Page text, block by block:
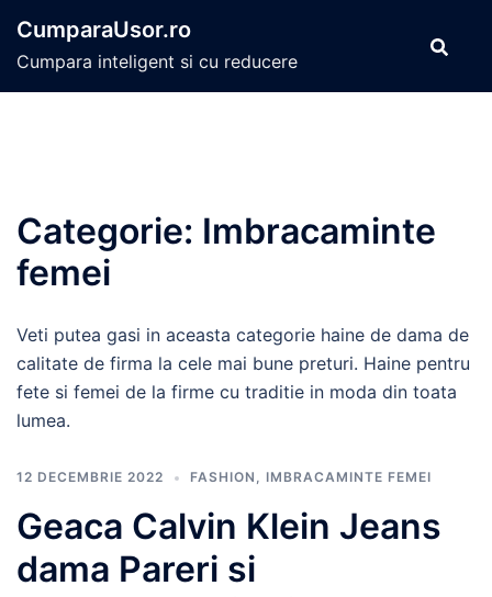
conținut
CumparaUsor.ro
Cumpara inteligent si cu reducere
Categorie: Imbracaminte
femei
Veti putea gasi in aceasta categorie haine de dama de
calitate de firma la cele mai bune preturi. Haine pentru
fete si femei de la firme cu traditie in moda din toata
lumea.
12 DECEMBRIE 2022 FASHION , IMBRACAMINTE FEMEI
Geaca Calvin Klein Jeans
dama Pareri si